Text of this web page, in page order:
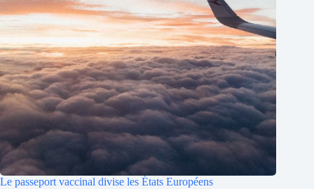
Le passeport vaccinal divise les États Européens